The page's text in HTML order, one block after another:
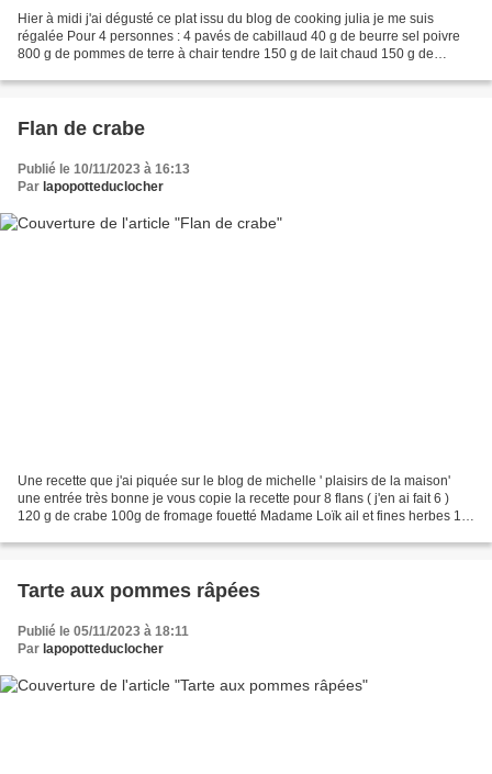
Hier à midi j'ai dégusté ce plat issu du blog de cooking julia je me suis
régalée Pour 4 personnes : 4 pavés de cabillaud 40 g de beurre sel poivre
800 g de pommes de terre à chair tendre 150 g de lait chaud 150 g de
Flan de crabe
Publié le 10/11/2023 à 16:13
Par lapopotteduclocher
Une recette que j'ai piquée sur le blog de michelle ' plaisirs de la maison'
une entrée très bonne je vous copie la recette pour 8 flans ( j'en ai fait 6 )
120 g de crabe 100g de fromage fouetté Madame Loïk ail et fines herbes 10
Tarte aux pommes râpées
Publié le 05/11/2023 à 18:11
Par lapopotteduclocher